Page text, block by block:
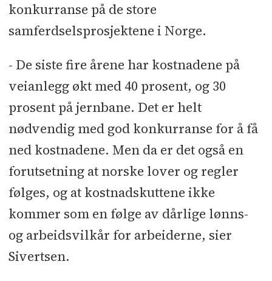
konkurranse på de store
samferdselsprosjektene i Norge.
- De siste fire årene har kostnadene på
veianlegg økt med 40 prosent, og 30
prosent på jernbane. Det er helt
nødvendig med god konkurranse for å få
ned kostnadene. Men da er det også en
forutsetning at norske lover og regler
følges, og at kostnadskuttene ikke
kommer som en følge av dårlige lønns-
og arbeidsvilkår for arbeiderne, sier
Sivertsen.